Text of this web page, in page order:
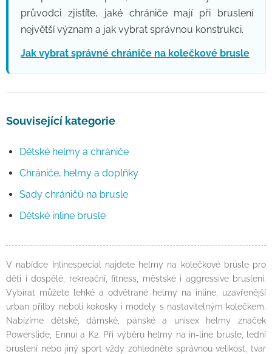
průvodci zjistíte, jaké chrániče mají při bruslení
největší význam a jak vybrat správnou konstrukci.
Jak vybrat správné chrániče na kolečkové brusle
Související kategorie
Dětské helmy a chrániče
Chrániče, helmy a doplňky
Sady chráničů na brusle
Dětské inline brusle
V nabídce Inlinespecial najdete helmy na kolečkové brusle pro
děti i dospělé, rekreační, fitness, městské i aggressive bruslení.
Vybírat můžete lehké a odvětrané helmy na inline, uzavřenější
urban přilby neboli kokosky i modely s nastavitelným kolečkem.
Nabízíme dětské, dámské, pánské a unisex helmy značek
Powerslide, Ennui a K2. Při výběru helmy na in-line brusle, lední
bruslení nebo jiný sport vždy zohledněte správnou velikost, tvar